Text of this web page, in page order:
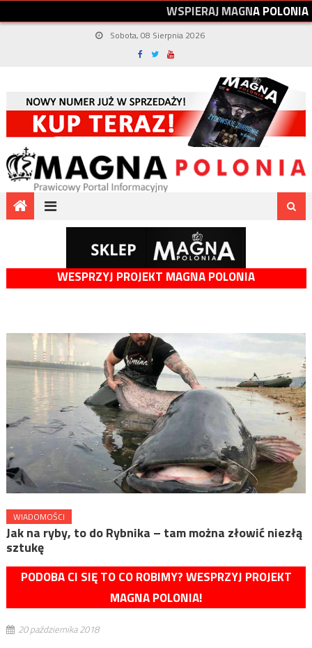
WSPIERAJMAGNAPOLONIA
Sobota, 08 Sierpnia 2026
WESPRZYJ PROJEKT MAGNA POLONIA
WIADOMOŚCI
Jak na ryby, to do Rybnika – tam można złowić niezłą
sztukę
PODOBA CI SIĘ TO CO ROBIMY? WESPRZYJ PROJEKT
MAGNA POLONIA!
20 października 2018